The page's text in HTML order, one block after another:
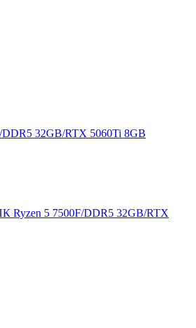
32GB/RTX 5060Ti 8GB